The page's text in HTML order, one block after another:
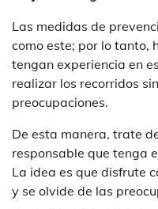
Las medidas de
como este; por lo tanto,
tengan experiencia en
realizar los recorridos
preocupaciones.
De esta manera, trate
responsable que tenga
La idea es que disfrute
y se olvide de las